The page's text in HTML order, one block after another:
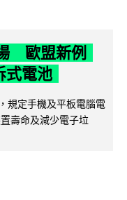
歐盟新例
式電池
規定手機及平板電腦電
壽命及減少電子垃